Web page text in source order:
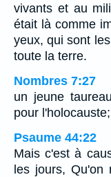
vivants et au
était là comme
yeux, qui sont
toute la terre.
Nombres 7:27
un jeune
pour l'holocauste;
Psaume 44:22
Mais c'est à
les jours, Qu'on